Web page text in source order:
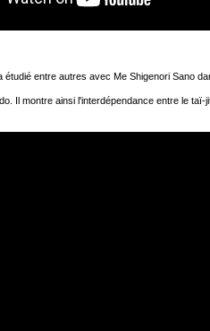
entre autres avec Me Shigenori Sano
Il montre ainsi l'interdépendance entre le taï-